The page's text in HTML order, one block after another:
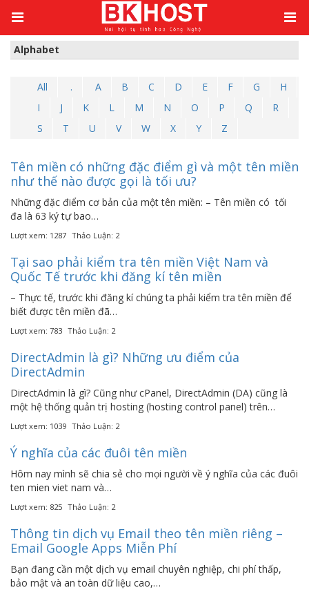
Kiến thức /Trang 21
Alphabet
All . A B C D E F G
H
I
J K L M N O P Q
R
S
T U V W X Y Z
Tên miền có những đặc điểm gì và một tên miền
như thế nào được gọi là tối ưu?
Những đặc điểm cơ bản của một tên miền: – Tên miền có tối
đa là 63 ký tự bao…
Lượt xem: 1287 Thảo Luận: 2
Tại sao phải kiểm tra tên miền Việt Nam và
Quốc Tế trước khi đăng kí tên miền
– Thực tế, trước khi đăng kí chúng ta phải kiểm tra tên miền để
biết được tên miền đã…
Lượt xem: 783 Thảo Luận: 2
DirectAdmin là gì? Những ưu điểm của
DirectAdmin
DirectAdmin là gì? Cũng như cPanel, DirectAdmin (DA) cũng là
một hệ thống quản trị hosting (hosting control panel) trên…
Lượt xem: 1039 Thảo Luận: 2
Ý nghĩa của các đuôi tên miền
Hôm nay mình sẽ chia sẻ cho mọi người về ý nghĩa của các đuôi
ten mien viet nam và…
Lượt xem: 825 Thảo Luận: 2
Thông tin dịch vụ Email theo tên miền riêng –
Email Google Apps Miễn Phí
Bạn đang cần một dịch vụ email chuyên nghiệp, chi phí thấp,
bảo mật và an toàn dữ liệu cao,…